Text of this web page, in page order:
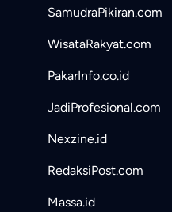
SamudraPikiran.com
WisataRakyat.com
PakarInfo.co.id
JadiProfesional.com
Nexzine.id
RedaksiPost.com
Massa.id